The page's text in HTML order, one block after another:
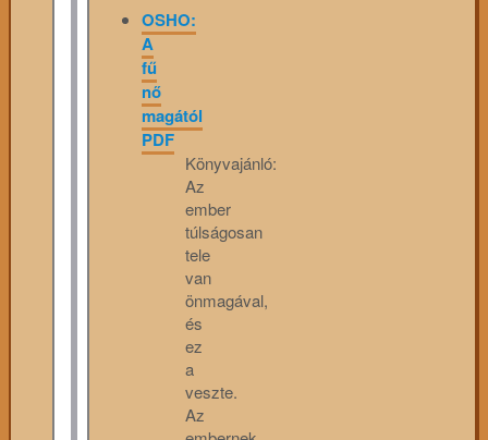
OSHO:
A
fű
nő
magától
PDF
Könyvajánló:
Az
ember
túlságosan
tele
van
önmagával,
és
ez
a
veszte.
Az